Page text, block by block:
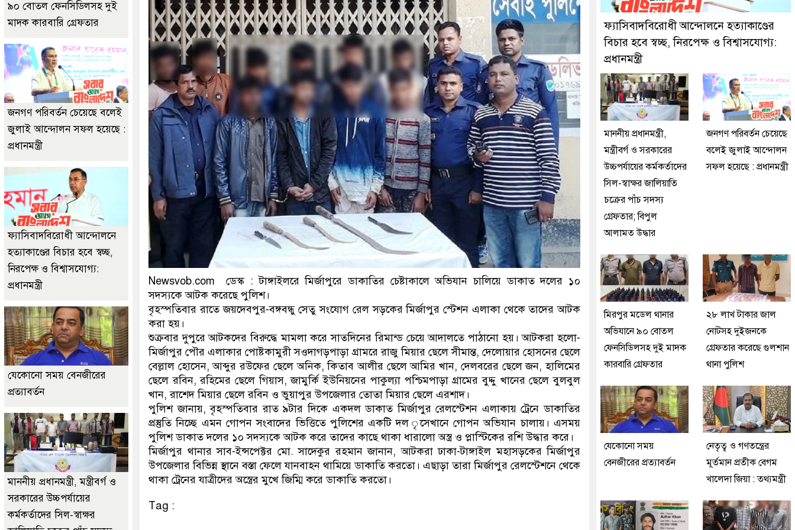
ডাকাতির প্রস্তুতিকালে দুইজনকে গ্রেফতার করেছে মিরপুর মডেল থানা পুলিশ
Newsvob.com ডেস্ক : টাঙ্গাইলরে মির্জাপুরে ডাকাতির চেষ্টাকালে অভিযান চালিয়ে ডাকাত দলের ১০
সদস্যকে আটক করেছে পুলিশ।
বৃহস্পতিবার রাতে জয়দেবপুর-বঙ্গবন্ধু সেতু সংযোগ রেল সড়কের মির্জাপুর স্টেশন এলাকা থেকে তাদের আটক
করা হয়।
শুক্রবার দুপুরে আটকদের বিরুদ্ধে মামলা করে সাতদিনের রিমান্ড চেয়ে আদালতে পাঠানো হয়। আটকরা হলো-
মির্জাপুর পৌর এলাকার পোষ্টকামুরী সওদাগড়পাড়া গ্রামরে রাজু মিয়ার ছেলে সীমান্ত, দেলোয়ার হোসনের ছেলে
বেল্লাল হোসেন, আব্দুর রউফের ছেলে অনিক, কিতাব আলীর ছেলে আমির খান, দেলবরের ছেলে জন, হালিমের
ছেলে রবিন, রহিমের ছেলে গিয়াস, জামুর্কি ইউনিয়নের পাকুল্যা পশ্চিমপাড়া গ্রামের বুদ্দু খানের ছেলে বুলবুল
খান, রাশেদ মিয়ার ছেলে রবিন ও ভুয়াপুর উপজেলার তোতা মিয়ার ছেলে এরশাদ।
পুলিশ জানায়, বৃহস্পতিবার রাত ৯টার দিকে একদল ডাকাত মির্জাপুর রেলস্টেশন এলাকায় ট্রেনে ডাকাতির
প্রস্তুতি নিচ্ছে এমন গোপন সংবাদের ভিত্তিতে পুলিশের একটি দল ৃসেখানে গোপন অভিযান চালায়। এসময়
পুলিশ ডাকাত দলের ১০ সদস্যকে আটক করে তাদের কাছে থাকা ধারালো অস্ত্র ও প্লাস্টিকের রশি উদ্ধার করে।
মির্জাপুর থানার সাব-ইন্সপেক্টর মো. সাদেকুর রহমান জানান, আটকরা ঢাকা-টাঙ্গাইল মহাসড়কের মির্জাপুর
উপজেলার বিভিন্ন স্থানে বস্তা ফেলে যানবাহন থামিয়ে ডাকাতি করতো। এছাড়া তারা মির্জাপুর রেলস্টেশনে থেকে
থাকা ট্রেনের যাত্রীদের অস্ত্রের মুখে জিম্মি করে ডাকাতি করতো।
Tag :
৯০ বোতল ফেনসিডিলসহ দুই
মাদক কারবারি গ্রেফতার
জনগণ পরিবর্তন চেয়েছে বলেই
জুলাই আন্দোলন সফল হয়েছে :
প্রধানমন্ত্রী
ফ্যাসিবাদবিরোধী আন্দোলনে
হত্যাকাণ্ডের বিচার হবে স্বচ্ছ,
নিরপেক্ষ ও বিশ্বাসযোগ্য:
প্রধানমন্ত্রী
যেকোনো সময় বেনজীরের
প্রত্যাবর্তন
মাননীয় প্রধানমন্ত্রী, মন্ত্রীবর্গ ও
সরকারের উচ্চপর্যায়ের
কর্মকর্তাদের সিল-স্বাক্ষর
ফ্যাসিবাদবিরোধী আন্দোলনে হত্যাকাণ্ডের
বিচার হবে স্বচ্ছ, নিরপেক্ষ ও বিশ্বাসযোগ্য:
প্রধানমন্ত্রী
মাননীয় প্রধানমন্ত্রী,
মন্ত্রীবর্গ ও সরকারের
উচ্চপর্যায়ের কর্মকর্তাদের
সিল-স্বাক্ষর জালিয়াতি
চক্রের পাঁচ সদস্য
গ্রেফতার; বিপুল
আলামত উদ্ধার
জনগণ পরিবর্তন চেয়েছে
বলেই জুলাই আন্দোলন
সফল হয়েছে : প্রধানমন্ত্রী
মিরপুর মডেল থানার
অভিযানে ৯০ বোতল
ফেনসিডিলসহ দুই মাদক
কারবারি গ্রেফতার
২৮ লাখ টাকার জাল
নোটসহ দুইজনকে
গ্রেফতার করেছে গুলশান
থানা পুলিশ
যেকোনো সময়
বেনজীরের প্রত্যাবর্তন
নেতৃত্ব ও গণতন্ত্রের
মূর্তমান প্রতীক বেগম
খালেদা জিয়া : তথ্যমন্ত্রী